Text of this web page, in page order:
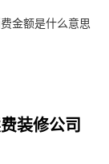
金额是什么意思
装修公司